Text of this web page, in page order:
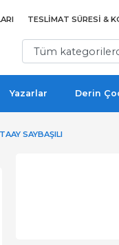
TESLIMAT SÜRESI &
Yazarlar Derin
SAYBAŞILI